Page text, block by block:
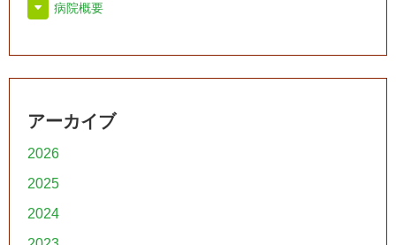
病院概要
アーカイブ
2026
2025
2024